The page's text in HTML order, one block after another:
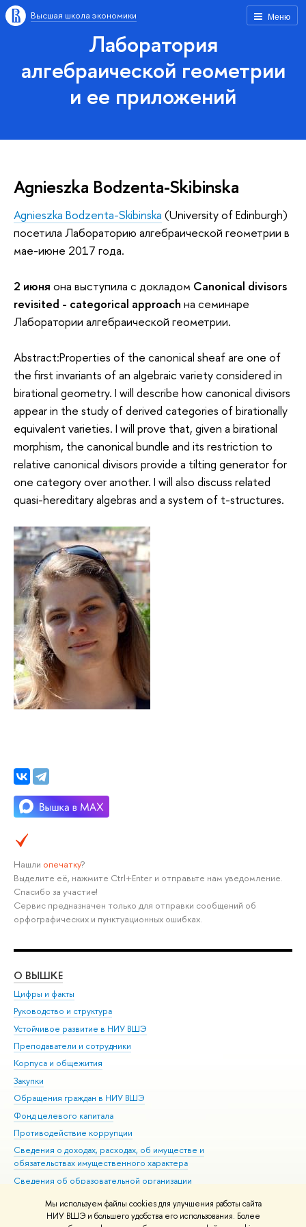
Мы используем файлы cookies для улучшения работы сайта
НИУ ВШЭ и большего удобства его использования. Более
Меню
Высшая школа экономики
Лаборатория
алгебраической геометрии
и ее приложений
Agnieszka Bodzenta-Skibinska
Agnieszka Bodzenta-Skibinska (University of Edinburgh)
посетила Лабораторию алгебраической геометрии в
мае-июне 2017 года.
2 июня она выступила с докладом Canonical divisors
revisited - categorical approach на семинаре
Лаборатории алгебраической геометрии.
Abstract:Properties of the canonical sheaf are one of
the first invariants of an algebraic variety considered in
birational geometry. I will describe how canonical divisors
appear in the study of derived categories of birationally
equivalent varieties. I will prove that, given a birational
morphism, the canonical bundle and its restriction to
relative canonical divisors provide a tilting generator for
one category over another. I will also discuss related
quasi-hereditary algebras and a system of t-structures.
Нашли опечатку?
Выделите её, нажмите Ctrl+Enter и отправьте нам уведомление.
Спасибо за участие!
Сервис предназначен только для отправки сообщений об
орфографических и пунктуационных ошибках.
О ВЫШКЕ
Цифры и факты
Руководство и структура
Устойчивое развитие в НИУ ВШЭ
Преподаватели и сотрудники
Корпуса и общежития
Закупки
Обращения граждан в НИУ ВШЭ
Фонд целевого капитала
Противодействие коррупции
Сведения о доходах, расходах, об имуществе и
обязательствах имущественного характера
Сведения об образовательной организации
Людям с ограниченными возможностями здоровья
Единая платежная страница